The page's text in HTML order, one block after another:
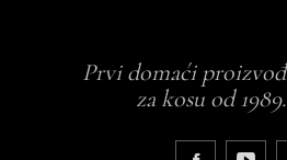
Prvi domaći
za kosu od